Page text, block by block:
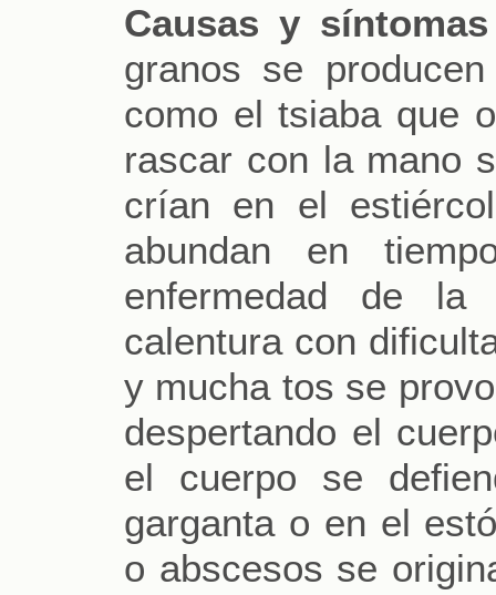
Causas y
granos se
como el tsiaba que
rascar con la mano
crían en el
abundan en
enfermedad de la
calentura con
y mucha tos se
despertando el
el cuerpo se
garganta o en el
o abscesos se